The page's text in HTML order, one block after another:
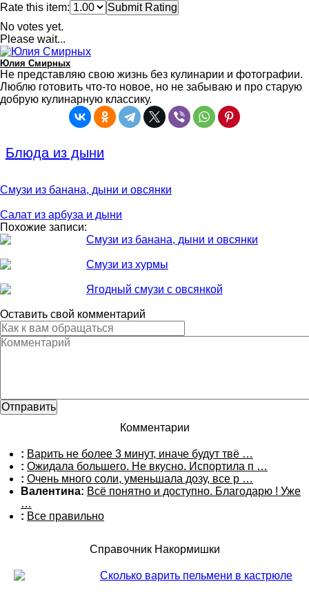
Rate this item:
Submit Rating
No votes yet.
Please wait...
Юлия Смирных
Не представляю свою жизнь без кулинарии и фотографии.
Люблю готовить что-то новое, но не забываю и про старую
добрую кулинарную классику.
Блюда из дыни
Смузи из банана, дыни и овсянки
Салат из арбуза и дыни
Похожие записи:
Смузи из банана, дыни и овсянки
Смузи из хурмы
Ягодный смузи с овсянкой
Оставить свой комментарий
Комментарии
: Варить не более 3 минут, иначе будут твё …
: Ожидала большего. Не вкусно. Испортила п …
: Очень много соли, уменьшала дозу, все р …
Валентина: Всё понятно и доступно. Благодарю ! Уже
…
: Все правильно
Справочник Накормишки
Сколько варить пельмени в кастрюле